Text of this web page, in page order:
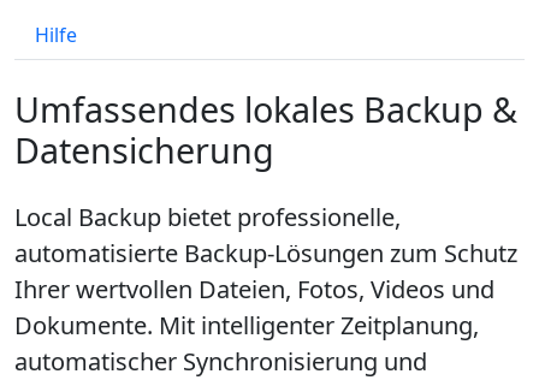
Hilfe
Umfassendes lokales Backup &
Datensicherung
Local Backup bietet professionelle,
automatisierte Backup-Lösungen zum Schutz
Ihrer wertvollen Dateien, Fotos, Videos und
Dokumente. Mit intelligenter Zeitplanung,
automatischer Synchronisierung und